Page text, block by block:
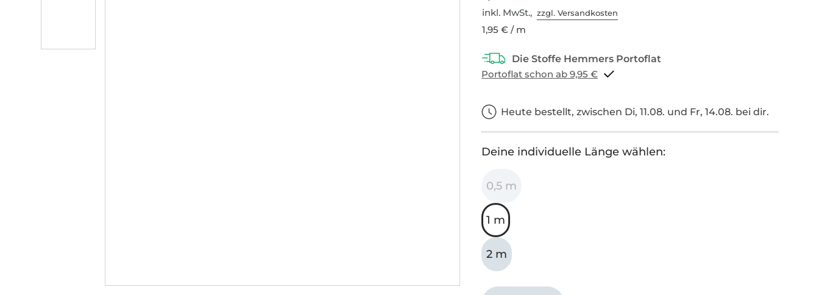
inkl. MwSt.,zzgl. Versandkosten
1,95 € / m
Portoflat schon ab 9,95 €
Heute bestellt, zwischen Di, 11.08. und Fr, 14.08. bei dir.
Deine individuelle Länge wählen:
0,5 m
1 m
2 m